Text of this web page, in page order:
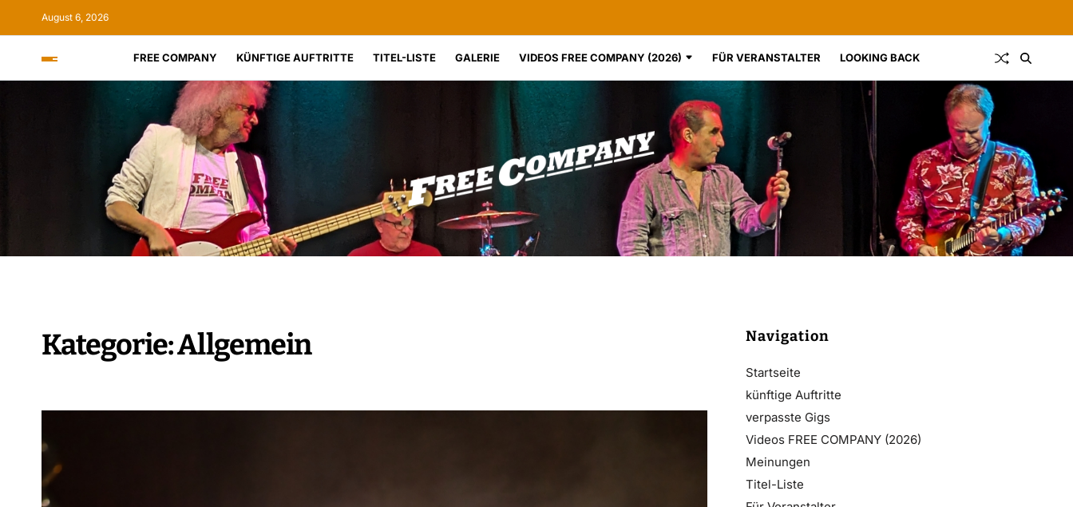
August 6, 2026
FREE COMPANY KÜNFTIGE AUFTRITTE TITEL-LISTE GALERIE VIDEOS FREE COMPANY (2026) FÜR VERANSTALTER LOOKING BACK
Kategorie:Allgemein Navigation
Startseite
künftige Auftritte
verpasste Gigs
Videos FREE COMPANY (2026)
Meinungen
Titel-Liste